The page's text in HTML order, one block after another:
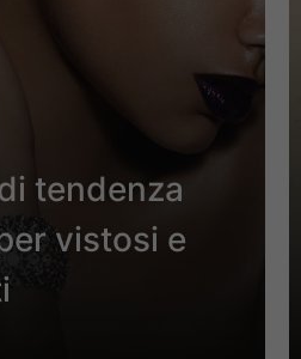
tendenza
vistosi e